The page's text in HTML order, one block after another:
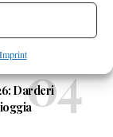
pesante,
Darderi